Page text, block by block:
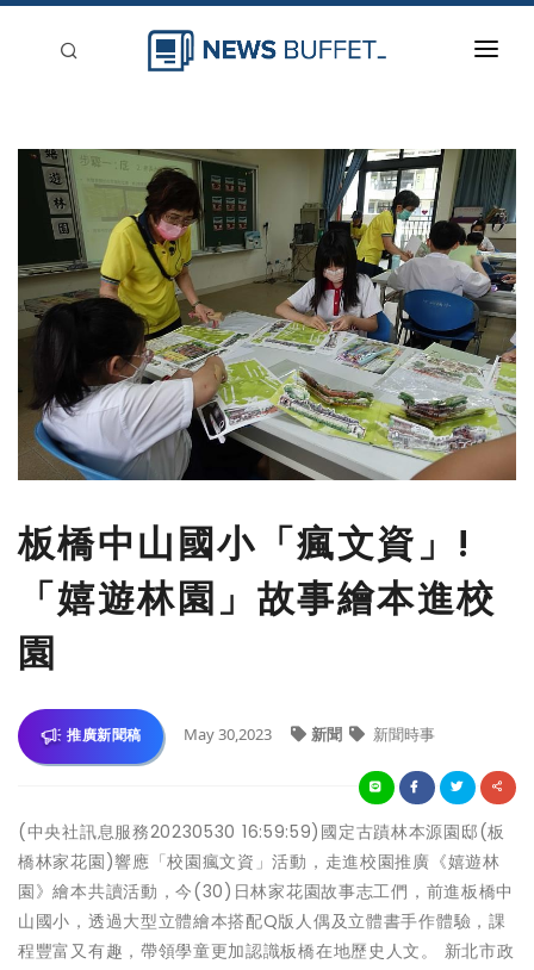
新聞稿分類
登入
刊登
板橋中山國小「瘋文資」!
「嬉遊林園」故事繪本進校
園
推廣新聞稿 May 30,2023 新聞 新聞時事
(中央社訊息服務20230530 16:59:59)國定古蹟林本源園邸(板
橋林家花園)響應「校園瘋文資」活動，走進校園推廣《嬉遊林
園》繪本共讀活動，今(30)日林家花園故事志工們，前進板橋中
山國小，透過大型立體繪本搭配Q版人偶及立體書手作體驗，課
程豐富又有趣，帶領學童更加認識板橋在地歷史人文。 新北市政